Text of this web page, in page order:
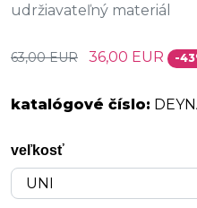
udržiavateľný materiál
63,00 EUR 36,00 EUR -
katalógové číslo:
veľkosť